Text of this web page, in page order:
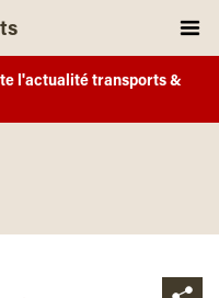
l'actualité transports &